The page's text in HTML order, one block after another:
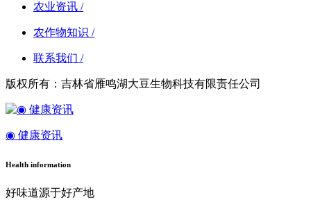
农业资讯 /
农作物知识 /
联系我们 /
版权所有：吉林省雁鸣湖大豆生物科技有限责任公司
◉ 健康资讯
Health information
好味道源于好产地